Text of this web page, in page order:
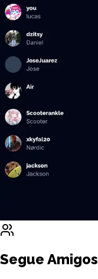
Segue Amigos